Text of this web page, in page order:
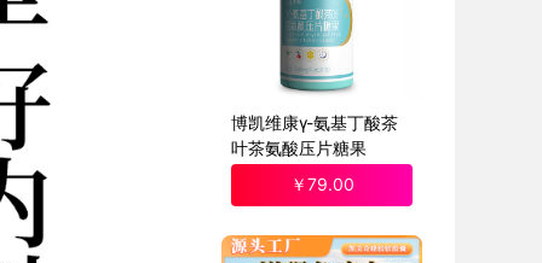
博凯维康γ-氨基丁酸茶
叶茶氨酸压片糖果
￥79.00